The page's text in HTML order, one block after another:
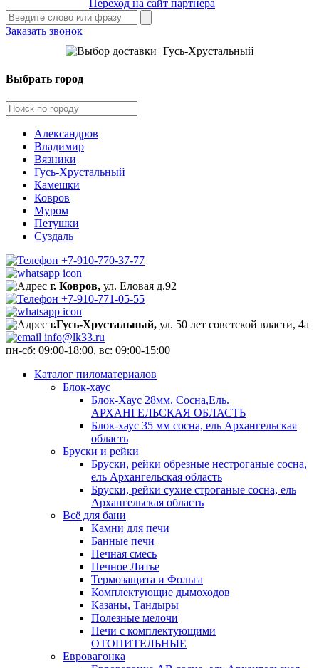
Переход на сайт партнера
Заказать звонок
Гусь-Хрустальный
Выбрать город
Александров
Владимир
Вязники
Гусь-Хрустальный
Камешки
Ковров
Муром
Петушки
Суздаль
+7-910-770-37-77
г. Ковров, ул. Еловая д.92
+7-910-771-05-55
г.Гусь-Хрустальный, ул. 50 лет советской власти, 4а
info@lk33.ru
пн-сб: 09:00-18:00, вс: 09:00-15:00
Каталог пиломатериалов
Блок-хаус
Блок-Хаус 28мм. Сосна,Ель.
АРХАНГЕЛЬСКАЯ ОБЛАСТЬ
Блок-хаус 35 мм сосна, ель Архангельская
область
Бруски и рейки
Бруски, рейки обрезные нестроганые сосна,
ель Архангельская область
Бруски, рейки сухие строганые сосна, ель
Архангельская область
Всё для бани
Камни для печи
Банные печи
Печная смесь
Печное Литье
Термозащита и Фольга
Комплектующие дымоходов
Казаны, Тандыры
Полезные мелочи
Печи с комплектующими
ОТОПИТЕЛЬНЫЕ
Евровагонка